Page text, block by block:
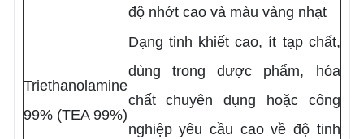
độ nhớt cao và màu vàng nhạt
Triethanolamine
99% (TEA 99%)
Dạng tinh khiết cao, ít tạp chất,
dùng trong dược phẩm, hóa
chất chuyên dụng hoặc công
nghiệp yêu cầu cao về độ tinh